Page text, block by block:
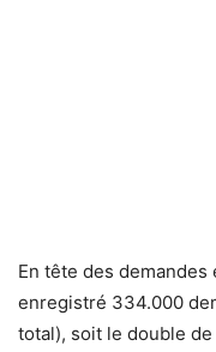
En tête des demandes
enregistré 334.000
total), soit le double